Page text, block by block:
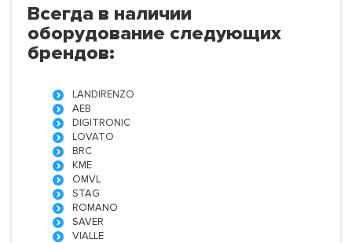
Всегда в наличии
оборудование следующих
брендов:
LANDIRENZO
AEB
DIGITRONIC
LOVATO
BRC
KME
OMVL
STAG
ROMANO
SAVER
VIALLE